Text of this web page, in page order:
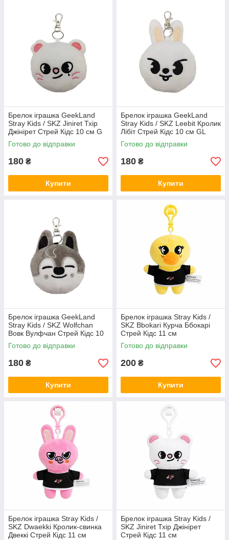
Брелок іграшка GeekLand
Stray Kids / SKZ Jiniret Тхір
Джінірет Стрей Кідс 10 см G
SKZ J08
Готово до відправки
180 ₴
Купити
Брелок іграшка GeekLand
Stray Kids / SKZ Leebit Кролик
Лібіт Стрей Кідс 10 см GL
SKZ L 06
Готово до відправки
180 ₴
Купити
Брелок іграшка GeekLand
Stray Kids / SKZ Wolfchan
Вовк Вулфчан Стрей Кідс 10
см G SKZ04
Готово до відправки
180 ₴
Купити
Брелок іграшка Stray Kids /
SKZ Bbokari Курча Ббокарі
Стрей Кідс 11 см
Готово до відправки
200 ₴
Купити
Брелок іграшка Stray Kids /
SKZ Dwaekki Кролик-свинка
Двеккі Стрей Кідс 11 см
Брелок іграшка Stray Kids /
SKZ Jiniret Тхір Джінірет
Стрей Кідс 11 см